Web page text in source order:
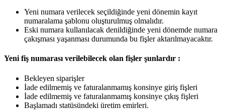
Yeni numara verilecek seçildiğinde yeni dönemin kayıt
numaralama şablonu oluşturulmuş olmalıdır.
Eski numara kullanılacak denildiğinde yeni dönemde numara
çakışması yaşanması durumunda bu fişler aktarılmayacaktır.
Yeni fiş numarası verilebilecek olan fişler şunlardır :
Bekleyen siparişler
İade edilmemiş ve faturalanmamış konsinye giriş fişleri
İade edilmemiş ve faturalanmamış konsinye çıkış fişleri
Başlamadı statüsündeki üretim emirleri.